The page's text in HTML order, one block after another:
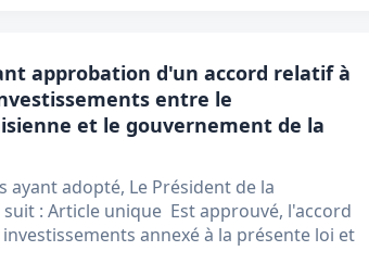
approbation d'un accord relatif à
entre le
et le gouvernement de la
ayant adopté, Le Président de la
: Article unique Est approuvé, l'accord
annexé à la présente loi et